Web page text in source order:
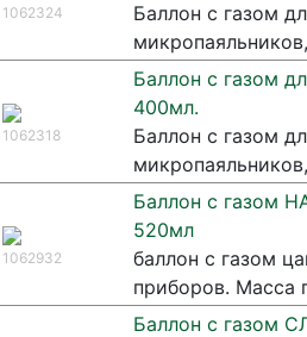
1062324
Баллон c газом
1062318
Баллон с газом
400мл.
Баллон c газом
1062932
Баллон с газом
520мл
баллон с газом
приборов. Масса
Баллон с газом